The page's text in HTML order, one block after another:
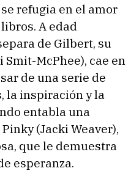
refugia en el amor
A edad
de Gilbert, su
McPhee), cae en
de una serie de
la inspiración y la
entabla una
(Jacki Weaver),
que le demuestra
esperanza.